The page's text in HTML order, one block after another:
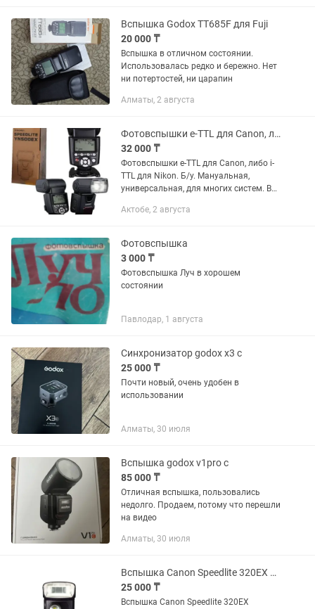
Вспышка Godox TT685F для Fuji
20 000 ₸
Вспышка в отличном состоянии.
Использовалась редко и бережно. Нет
ни потертостей, ни царапин
Алматы, 2 августа
Фотовспышки e-TTL для Canon, либо i-TTL для Nikon. Б/у
32 000 ₸
Фотовспышки e-TTL для Canon, либо i-
TTL для Nikon. Б/у. Мануальная,
универсальная, для многих систем. В
оригинал Nikon. Цены разные.
Актобе, 2 августа
Фотовспышка
3 000 ₸
Фотовспышка Луч в хорошем
состоянии
Павлодар, 1 августа
Синхронизатор godox x3 c
25 000 ₸
Почти новый, очень удобен в
использовании
Алматы, 30 июля
Вспышка godox v1pro c
85 000 ₸
Отличная вспышка, пользовались
недолго. Продаем, потому что перешли
на видео
Алматы, 30 июля
Вспышка Canon Speedlite 320EX Рассрочка Магазин Red Geek
25 000 ₸
Вспышка Canon Speedlite 320EX